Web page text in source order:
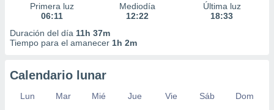
Primera luz
06:11
Mediodía
12:22
Última luz
18:33
Duración del día 11h 37m
Tiempo para el amanecer 1h 2m
Calendario lunar
Lun Mar Mié Jue Vie Sáb
Dom